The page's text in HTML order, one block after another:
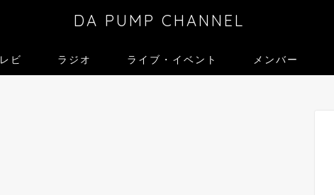
DA PUMP CHANNEL
ビ ラジオ ライブ・イベント メンバー